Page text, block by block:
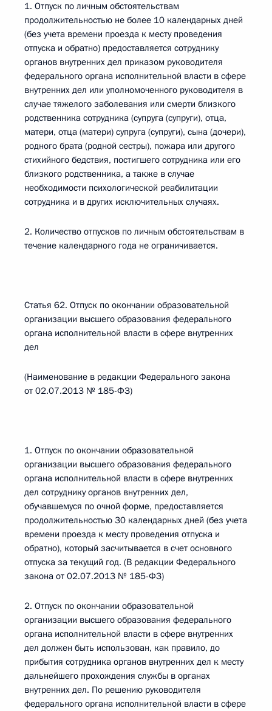
1. Отпуск по личным обстоятельствам
продолжительностью не более 10 календарных дней
(без учета времени проезда к месту проведения
отпуска и обратно) предоставляется сотруднику
органов внутренних дел приказом руководителя
федерального органа исполнительной власти в сфере
внутренних дел или уполномоченного руководителя в
случае тяжелого заболевания или смерти близкого
родственника сотрудника (супруга (супруги), отца,
матери, отца (матери) супруга (супруги), сына (дочери),
родного брата (родной сестры), пожара или другого
стихийного бедствия, постигшего сотрудника или его
близкого родственника, а также в случае
необходимости психологической реабилитации
сотрудника и в других исключительных случаях.
2. Количество отпусков по личным обстоятельствам в
течение календарного года не ограничивается.
Статья 62. Отпуск по окончании образовательной
организации высшего образования федерального
органа исполнительной власти в сфере внутренних
дел
(Наименование в редакции Федерального закона
от 02.07.2013 № 185-ФЗ)
1. Отпуск по окончании образовательной
организации высшего образования федерального
органа исполнительной власти в сфере внутренних
дел сотруднику органов внутренних дел,
обучавшемуся по очной форме, предоставляется
продолжительностью 30 календарных дней (без учета
времени проезда к месту проведения отпуска и
обратно), который засчитывается в счет основного
отпуска за текущий год. (В редакции Федерального
закона от 02.07.2013 № 185-ФЗ)
2. Отпуск по окончании образовательной
организации высшего образования федерального
органа исполнительной власти в сфере внутренних
дел должен быть использован, как правило, до
прибытия сотрудника органов внутренних дел к месту
дальнейшего прохождения службы в органах
внутренних дел. По решению руководителя
федерального органа исполнительной власти в сфере